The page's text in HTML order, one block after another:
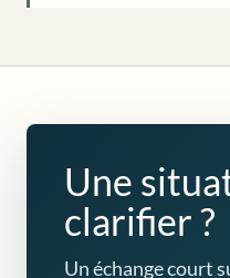
Une
clarifier ?
Un échange court